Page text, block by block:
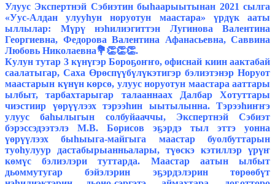
Улуус Экспертнэй Сэбиэтин быһаарыытынан 2021 сылга
«Уус-Алдан улууһун норуотун маастара» үрдүк ааты
ыллылар: Мүрү нэһилиэгиттэн Лугинова Валентина
Георгиевна, Федорова Валентина Афанасьевна, Саввина
Любовь Николаевна💐👏👏👏.
Кулун тутар 3 күнүгэр Бороҕоҥҥо, офиснай киин аактабай
саалатыгар, Саха Өрөспүүбүлүкэтигэр бэлиэтэнэр Норуот
маастарын күнүн көрсө, улуус норуотун маастара ааттары
ылбыт, тарбахтарыгар талааннаах Далбар Хотуттары
чиэстиир үөрүүлээх тэрээһин ыытылынна. Тэрээһиҥҥэ
улуус баһылыгын солбуйааччы, Экспертнэй Сэбиэт
бэрэссэдээтэлэ М.В. Борисов эҕэрдэ тыл эттэ уонна
үөрүүлээх быһыыга-майгыга маастар буолбуттарын
туоһулуур дастабырыанньалары, түөскэ кэтиллэр үрүҥ
көмүс бэлиэлэри туттарда. Маастар аатын ылбыт
дьоммутугар бэйэлэрин эҕэрдэлэрин төрөөбүт